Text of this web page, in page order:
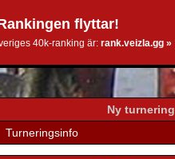
flyttar!
40k-ranking är: rank.veizla.gg »
Ny turnering
Turneringsinfo